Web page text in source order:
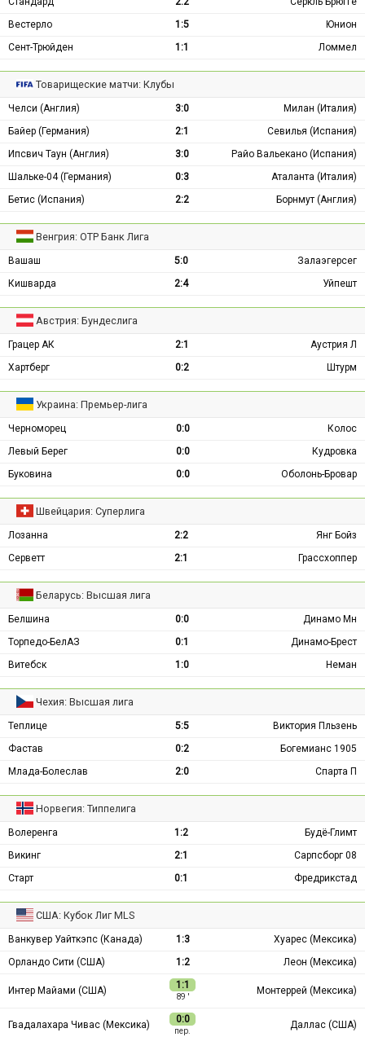
Вестерло
1:5
Юнион
Сент-Трюйден
1:1 Ломмел
Товарищеские матчи: Клубы
Челси (Англия) 3:0
Милан (Италия)
Байер (Германия)
2:1
Севилья (Испания)
Ипсвич Таун (Англия)
3:0
Райо Вальекано (Испания)
Шальке-04 (Германия)
0:3
Аталанта (Италия)
Бетис (Испания)
2:2 Борнмут (Англия)
Венгрия: ОТР Банк Лига
Вашаш 5:0
Залаэгерсег
Кишварда
2:4 Уйпешт
Австрия: Бундеслига
Грацер АК 2:1
Аустрия Л
Хартберг
0:2 Штурм
Украина: Премьер-лига
Черноморец 0:0
Колос
Левый Берег
0:0
Кудровка
Буковина
0:0 Оболонь-Бровар
Швейцария: Суперлига
Лозанна 2:2
Янг Бойз
Серветт
2:1 Грассхоппер
Беларусь: Высшая лига
Белшина 0:0
Динамо Мн
Торпедо-БелАЗ
0:1
Динамо-Брест
Витебск
1:0 Неман
Чехия: Высшая лига
Теплице 5:5
Виктория Пльзень
Фастав
0:2
Богемианс 1905
Млада-Болеслав
2:0 Спарта П
Норвегия: Типпелига
Волеренга 1:2
Будё-Глимт
Викинг
2:1
Сарпсборг 08
Старт
0:1 Фредрикстад
США: Кубок Лиг MLS
Ванкувер Уайткэпс (Канада) 1:3
Хуарес (Мексика)
Орландо Сити (США)
1:2 Леон (Мексика)
Интер Майами (США) 1:1
89 ′
Монтеррей (Мексика)
Гвадалахара Чивас (Мексика) 0:0
пер.
Даллас (США)